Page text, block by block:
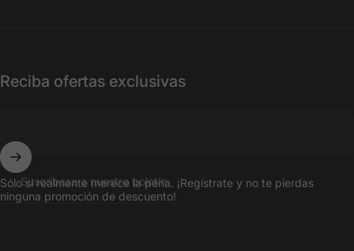
Reciba ofertas exclusivas
Suscríbase a nuestro boletín
Sólo si realmente merece la pena. ¡Regístrate y no te pierdas
ninguna promoción de descuento!